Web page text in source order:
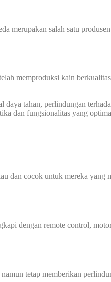
merupakan salah satu
memproduksi kain
tahan, perlindungan
dan fungsionalitas yang
dan cocok untuk mereka
dengan remote control,
tetap memberikan